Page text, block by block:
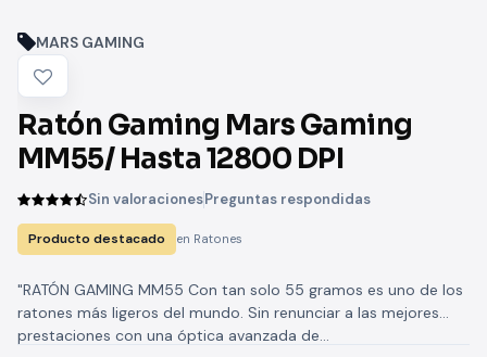
MARS GAMING
Ratón Gaming Mars Gaming
MM55/ Hasta 12800 DPI
Sin valoracionesPreguntas respondidas
Producto destacado en Ratones
"RATÓN GAMING MM55 Con tan solo 55 gramos es uno de los
ratones más ligeros del mundo. Sin renunciar a las mejores
prestaciones con una óptica avanzada de...